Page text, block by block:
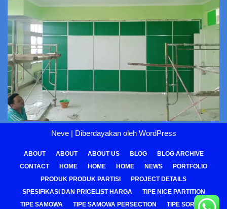
Neve| Diberdayakan oleh WordPress
ABOUT ABOUT ABOUT US BLOG
BLOG ARCHIVE
CONTACT
HOME HOME HOME NEWS
PORTFOLIO
PRODUK PRODUK PARTISI
PROJECT DETAILS
SPESIFIKASI DAN PRICELIST HARGA
TIPE NICE PARTITION
TIPE SAMOWA
TIPE SAMOWA PERSECTION TIPE SOREPA